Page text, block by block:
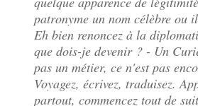
patronyme un nom célèbre ou
Eh bien renoncez à la
que dois-je devenir ? - Un
pas un métier, ce n'est pas
Voyagez, écrivez, traduisez.
partout, commencez tout de